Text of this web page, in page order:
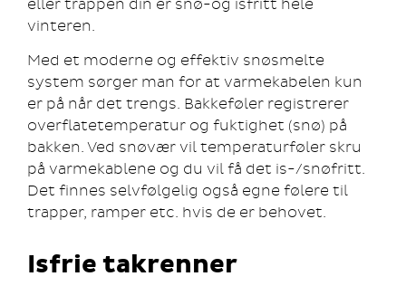
eller trappen din er snø-og isfritt hele
vinteren.
Med et moderne og effektiv snøsmelte
system sørger man for at varmekabelen kun
er på når det trengs. Bakkeføler registrerer
overflatetemperatur og fuktighet (snø) på
bakken. Ved snøvær vil temperaturføler skru
på varmekablene og du vil få det is-/snøfritt.
Det finnes selvfølgelig også egne følere til
trapper, ramper etc. hvis de er behovet.
Isfrie takrenner